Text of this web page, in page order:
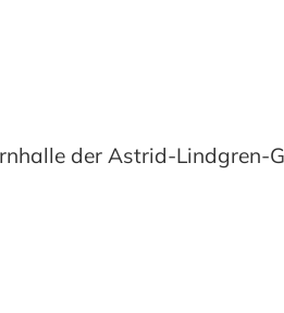
der Astrid-Lindgren-